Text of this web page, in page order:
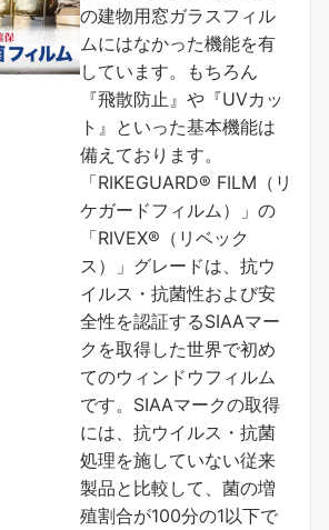
の建物用窓ガラスフィル
ムにはなかった機能を有
しています。もちろん
『飛散防止』や『UVカッ
ト』といった基本機能は
備えております。
「RIKEGUARD® FILM（リ
ケガードフィルム）」の
「RIVEX®（リベック
ス）」グレードは、抗ウ
イルス・抗菌性および安
全性を認証するSIAAマー
クを取得した世界で初め
てのウィンドウフィルム
です。SIAAマークの取得
には、抗ウイルス・抗菌
処理を施していない従来
製品と比較して、菌の増
殖割合が100分の1以下で